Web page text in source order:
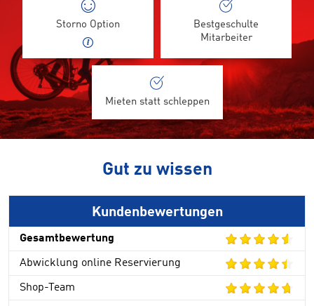
Storno Option
Bestgeschulte
Mitarbeiter
Mieten statt schleppen
Gut zu wissen
Kundenbewertungen
Gesamtbewertung
Abwicklung online Reservierung
Shop-Team